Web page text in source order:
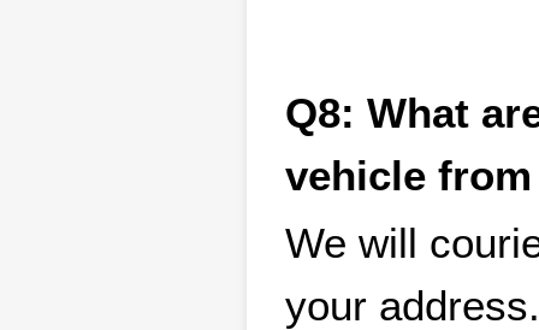
Q8: What
vehicle
We will
your